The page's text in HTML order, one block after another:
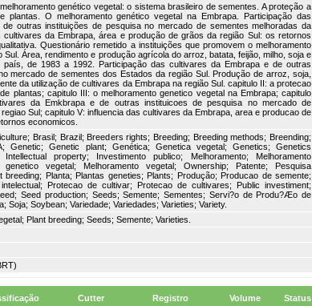
genético vegetal: o sistema brasileiro de sementes. A proteção a
plantas. O melhoramento genético vegetal na Embrapa. Participação das
outras instituições de pesquisa no mercado de sementes melhoradas da
cultivares da Embrapa, área e produção de grãos da região Sul: os retornos
Questionário remetido a instituições que promovem o melhoramento
Sul. Área, rendimento e produção agrícola do arroz, batata, feijão, milho, soja e
de 1983 a 1992. Participação das cultivares da Embrapa e de outras
mercado de sementes dos Estados da região Sul. Produção de arroz, soja,
da utilização de cultivares da Embrapa na região Sul. capitulo II: a protecao
plantas; capitulo III: o melhoramento genetico vegetal na Embrapa; capitulo
da Emkbrapa e de outras instituicoes de pesquisa no mercado de
Sul; capitulo V: influencia das cultivares da Embrapa, area e producao de
economicos.
Brasil; Brazil; Breeders rights; Breeding; Breeding methods; Breending;
Genetic; Genetic plant; Genética; Genetica vegetal; Genetics; Genetics
Intellectual property; Investimento publico; Melhoramento; Melhoramento
genetico vegetal; Melhoramento vegetal; Ownership; Patente; Pesquisa
breeding; Planta; Plantas geneties; Plants; Produção; Producao de semente;
Protecao de cultivar; Protecao de cultivares; Public investiment;
Seed production; Seeds; Semente; Sementes; Servi?o de Produ?Æo de
Soja; Soybean; Variedade; Variedades; Varieties; Variety.
Plant breeding; Seeds; Semente; Varieties.
Cutter Registro Volume Status